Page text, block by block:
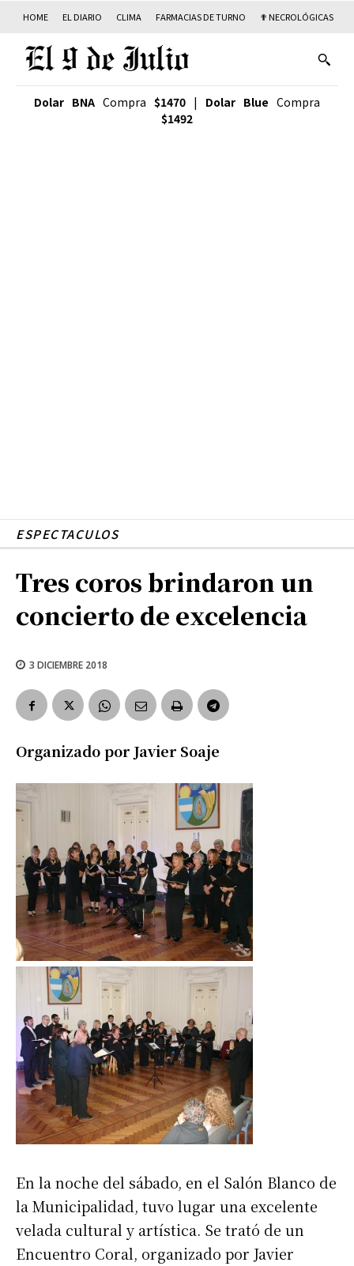
HOME EL DIARIO CLIMA FARMACIAS DE TURNO ✟ NECROLÓGICAS
Dolar BNA Compra $1470 | Dolar Blue Compra
$1492
ESPECTACULOS
Tres coros brindaron un
concierto de excelencia
3 DICIEMBRE 2018
Organizado por Javier Soaje
En la noche del sábado, en el Salón Blanco de
la Municipalidad, tuvo lugar una excelente
velada cultural y artística. Se trató de un
Encuentro Coral, organizado por Javier